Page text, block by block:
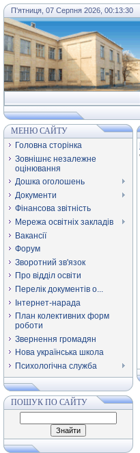
П'ятниця, 07 Серпня 2026, 00:13:30
МЕНЮ САЙТУ
Головна сторінка
Зовнішнє незалежне
оцінювання
Дошка оголошень
Документи
Фінансова звітність
Мережа освітніх закладів
Вакансії
Форум
Зворотний зв'язок
Про відділ освіти
Перелік документів о...
Інтернет-нарада
План колективних форм
роботи
Звернення громадян
Нова українська школа
Психологічна служба
ПОШУК ПО САЙТУ